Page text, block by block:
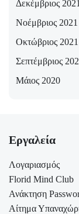
Δεκέμβριος 2021
Νοέμβριος 2021
Οκτώβριος 2021
Σεπτέμβριος
Μάιος 2020
Εργαλεία
Λογαριασμός
Florid Mind Club
Ανάκτηση
Αίτημα